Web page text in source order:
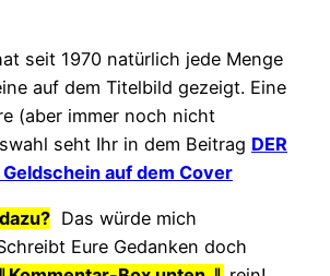
seit 1970 natürlich jede Menge
auf dem Titelbild gezeigt. Eine
(aber immer noch nicht
seht Ihr in dem Beitrag DER
Geldschein auf dem Cover
Das würde mich
Eure Gedanken doch